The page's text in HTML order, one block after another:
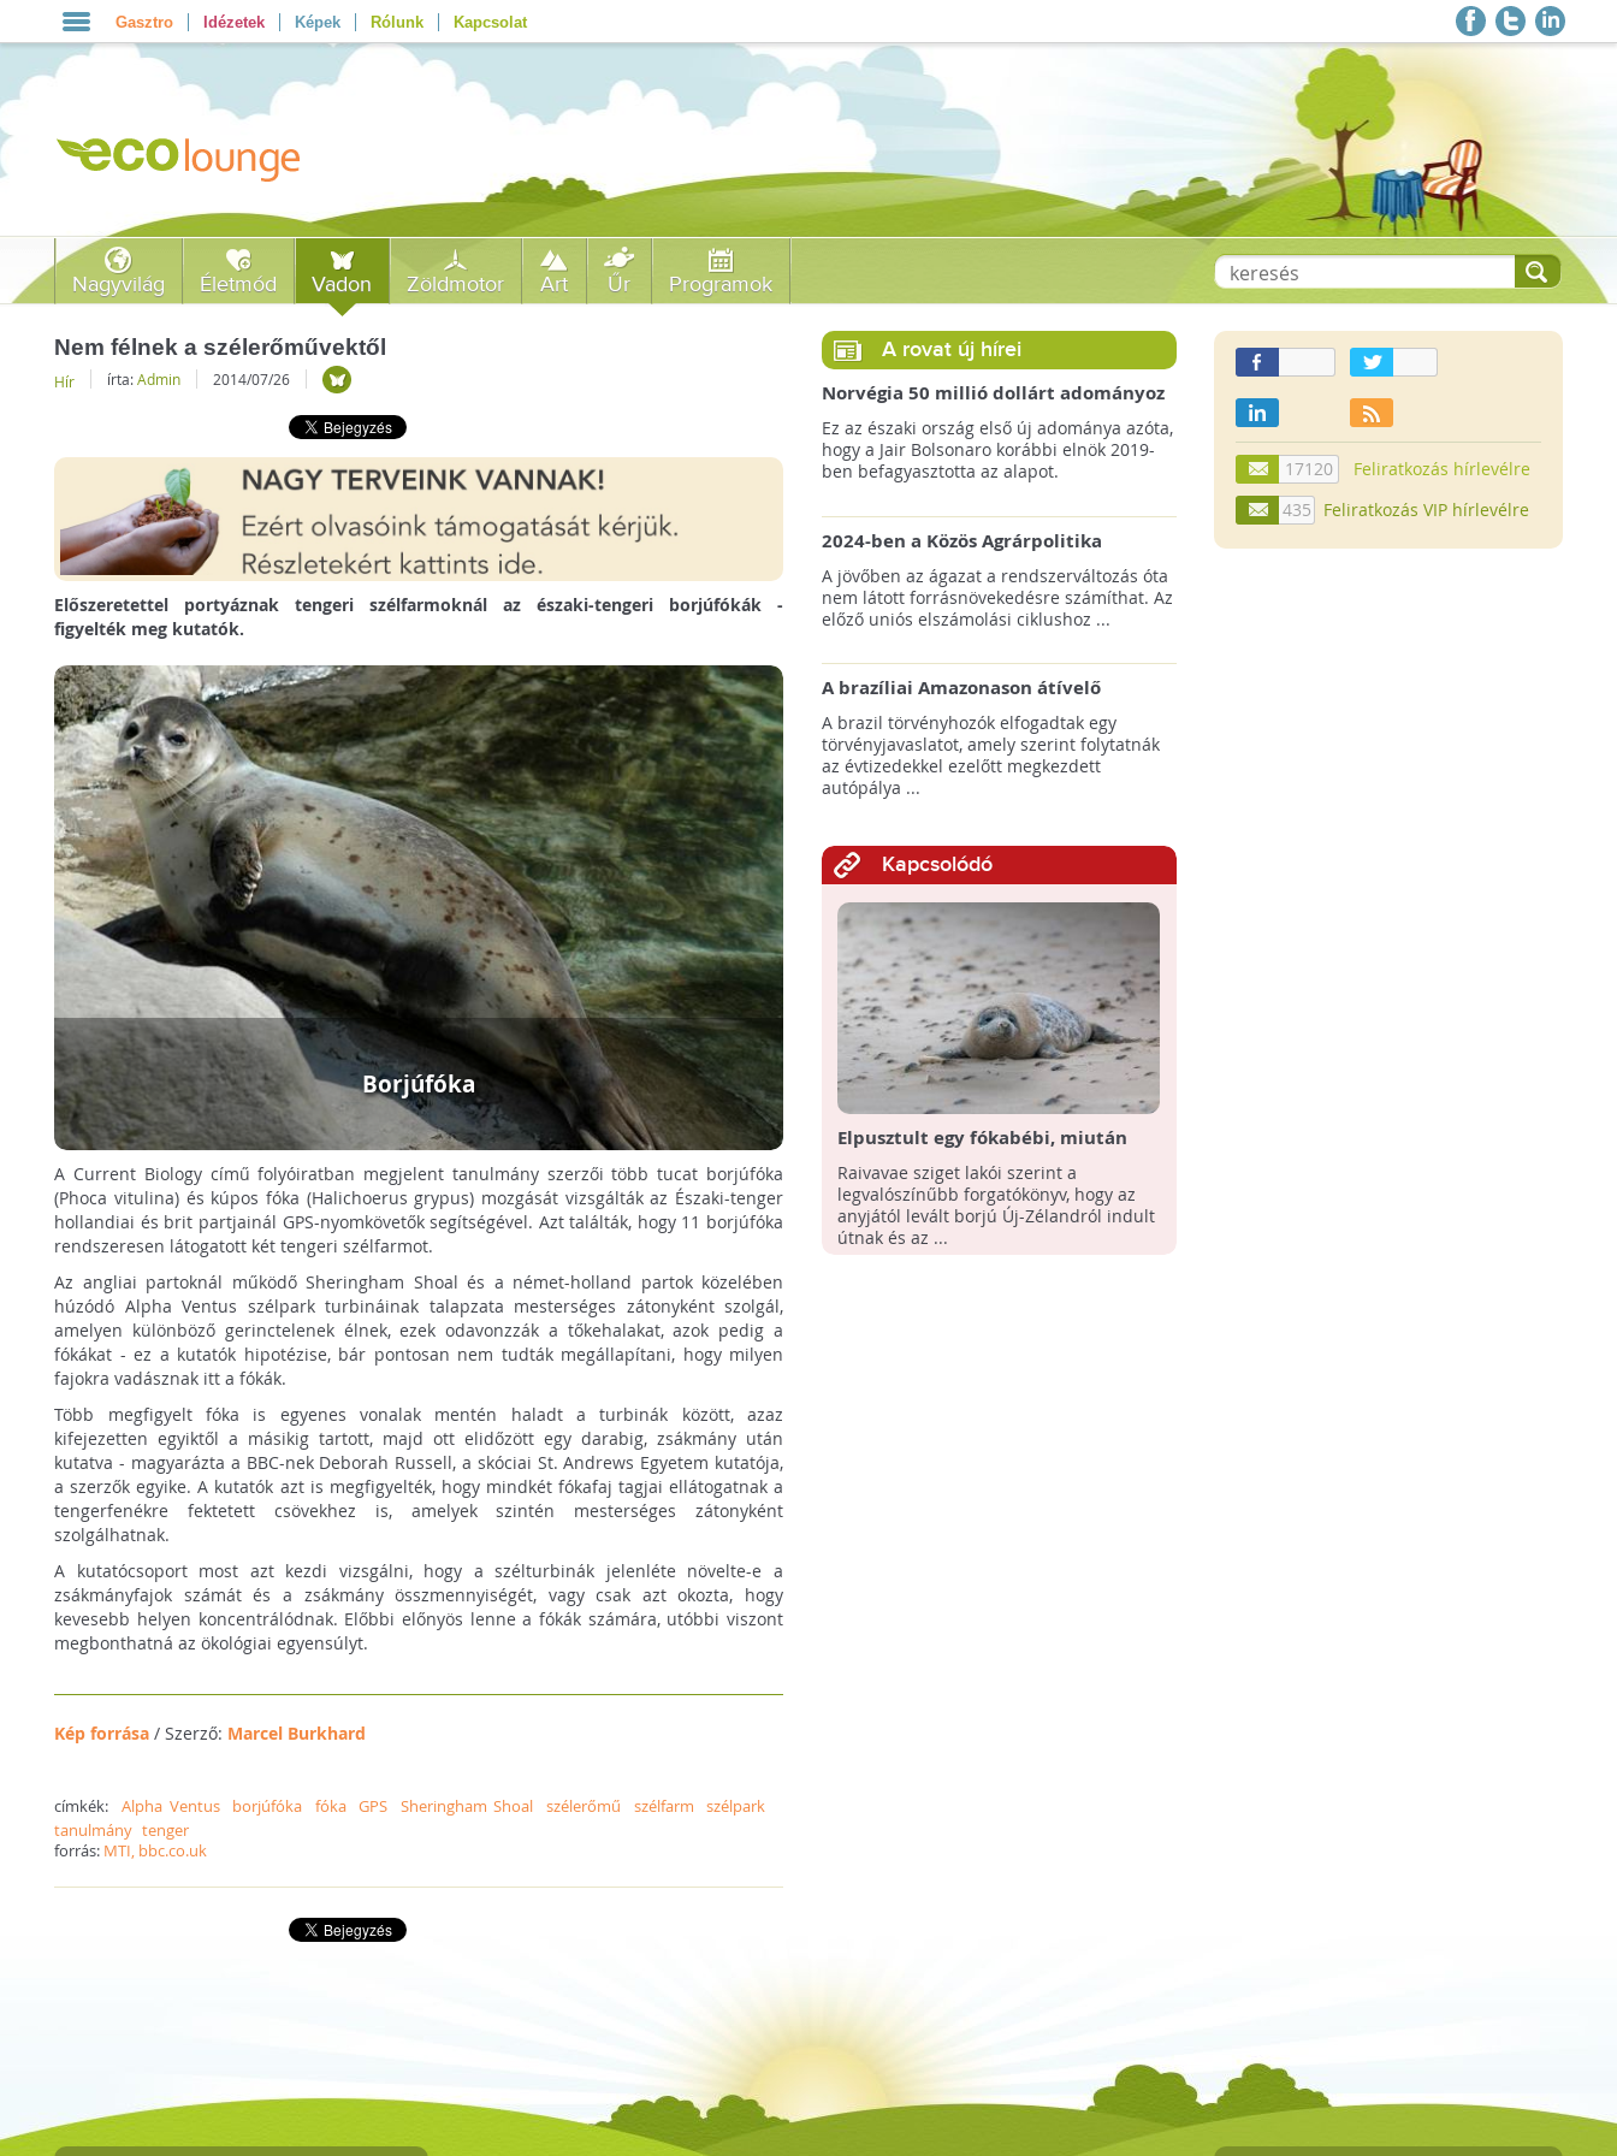
Gasztro Idézetek Képek Rólunk Kapcsolat
Nagyvilág Életmód Vadon Zöldmotor Art Űr Programok
Nem félnek a szélerőművektől
Hír írta:Admin 2014/07/26
Előszeretettel portyáznak tengeri szélfarmoknál az északi-tengeri borjúfókák -
figyelték meg kutatók.
Borjúfóka
A Current Biology című folyóiratban megjelent tanulmány szerzői több tucat borjúfóka
(Phoca vitulina) és kúpos fóka (Halichoerus grypus) mozgását vizsgálták az Északi-tenger
hollandiai és brit partjainál GPS-nyomkövetők segítségével. Azt találták, hogy 11 borjúfóka
rendszeresen látogatott két tengeri szélfarmot.
Az angliai partoknál működő Sheringham Shoal és a német-holland partok közelében
húzódó Alpha Ventus szélpark turbináinak talapzata mesterséges zátonyként szolgál,
amelyen különböző gerinctelenek élnek, ezek odavonzzák a tőkehalakat, azok pedig a
fókákat - ez a kutatók hipotézise, bár pontosan nem tudták megállapítani, hogy milyen
fajokra vadásznak itt a fókák.
Több megfigyelt fóka is egyenes vonalak mentén haladt a turbinák között, azaz
kifejezetten egyiktől a másikig tartott, majd ott elidőzött egy darabig, zsákmány után
kutatva - magyarázta a BBC-nek Deborah Russell, a skóciai St. Andrews Egyetem kutatója,
a szerzők egyike. A kutatók azt is megfigyelték, hogy mindkét fókafaj tagjai ellátogatnak a
tengerfenékre fektetett csövekhez is, amelyek szintén mesterséges zátonyként
szolgálhatnak.
A kutatócsoport most azt kezdi vizsgálni, hogy a szélturbinák jelenléte növelte-e a
zsákmányfajok számát és a zsákmány összmennyiségét, vagy csak azt okozta, hogy
kevesebb helyen koncentrálódnak. Előbbi előnyös lenne a fókák számára, utóbbi viszont
megbonthatná az ökológiai egyensúlyt.
Kép forrása / Szerző: Marcel Burkhard
címkék:Alpha Ventus borjúfóka fóka GPS Sheringham Shoal szélerőmű szélfarm
szélpark
tanulmány tenger
forrás: MTI, bbc.co.uk
A rovat új hírei
Norvégia 50 millió dollárt adományoz
a brazil Amazonas-alapnak a csökkenő
erdőirtás miatt
Ez az északi ország első új adománya azóta,
hogy a Jair Bolsonaro korábbi elnök 2019-
ben befagyasztotta az alapot.
2024-ben a Közös Agrárpolitika
keretein belül az erdőtelepítési
pályázatok az elsők között nyílnak
majd meg
A jövőben az ágazat a rendszerváltozás óta
nem látott forrásnövekedésre számíthat. Az
előző uniós elszámolási ciklushoz ...
A brazíliai Amazonason átívelő
autópálya robbanásszerű illegális
erdőirtást indíthat el
A brazil törvényhozók elfogadtak egy
törvényjavaslatot, amely szerint folytatnák
az évtizedekkel ezelőtt megkezdett
autópálya ...
Kapcsolódó
Elpusztult egy fókabébi, miután
négyezer kilométerre kóborolt el
otthonától
Raivavae sziget lakói szerint a
legvalószínűbb forgatókönyv, hogy az
anyjától levált borjú Új-Zélandról indult
útnak és az ...
17120
Feliratkozás hírlevélre
435
Feliratkozás VIP hírlevélre